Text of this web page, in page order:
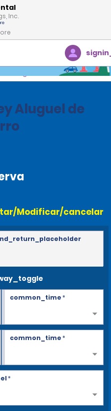
Inc.
Aluguel de
Modificar/cancelar
common_time*
common_time*
*